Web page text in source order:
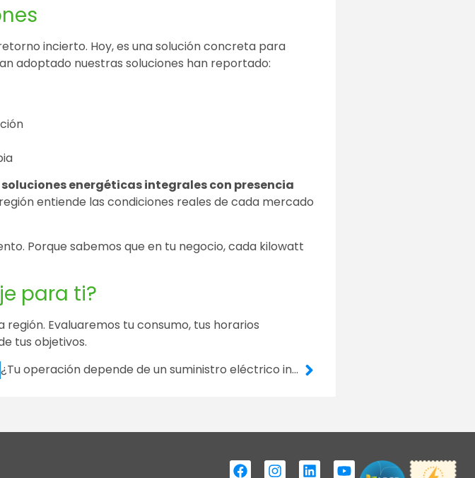
incierto. Hoy, es una solución concreta para
adoptado nuestras soluciones han reportado:
energéticas integrales con presencia
entiende las condiciones reales de cada mercado
Porque sabemos que en tu negocio, cada kilowatt
para ti?
Evaluaremos tu consumo, tus horarios
tus objetivos.
¿Tu operación depende de un suministro eléctrico inestable? Te presentamos la solución Micro Grid de Livoltek